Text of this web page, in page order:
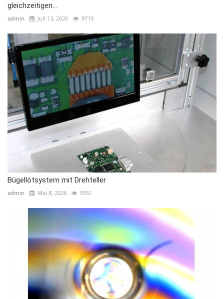
gleichzeitigen...
admin Juli 13, 2026 9719
Bügellötsystem mit Drehteller
admin Mai 8, 2026 9551